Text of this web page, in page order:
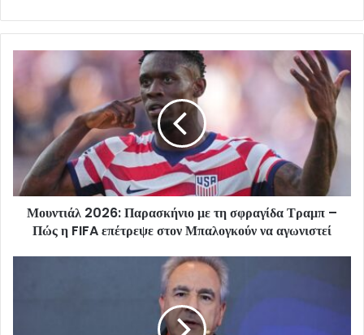
Μουντιάλ 2026: Παρασκήνιο με τη σφραγίδα Τραμπ –
Πώς η FIFA επέτρεψε στον Μπαλογκούν να αγωνιστεί